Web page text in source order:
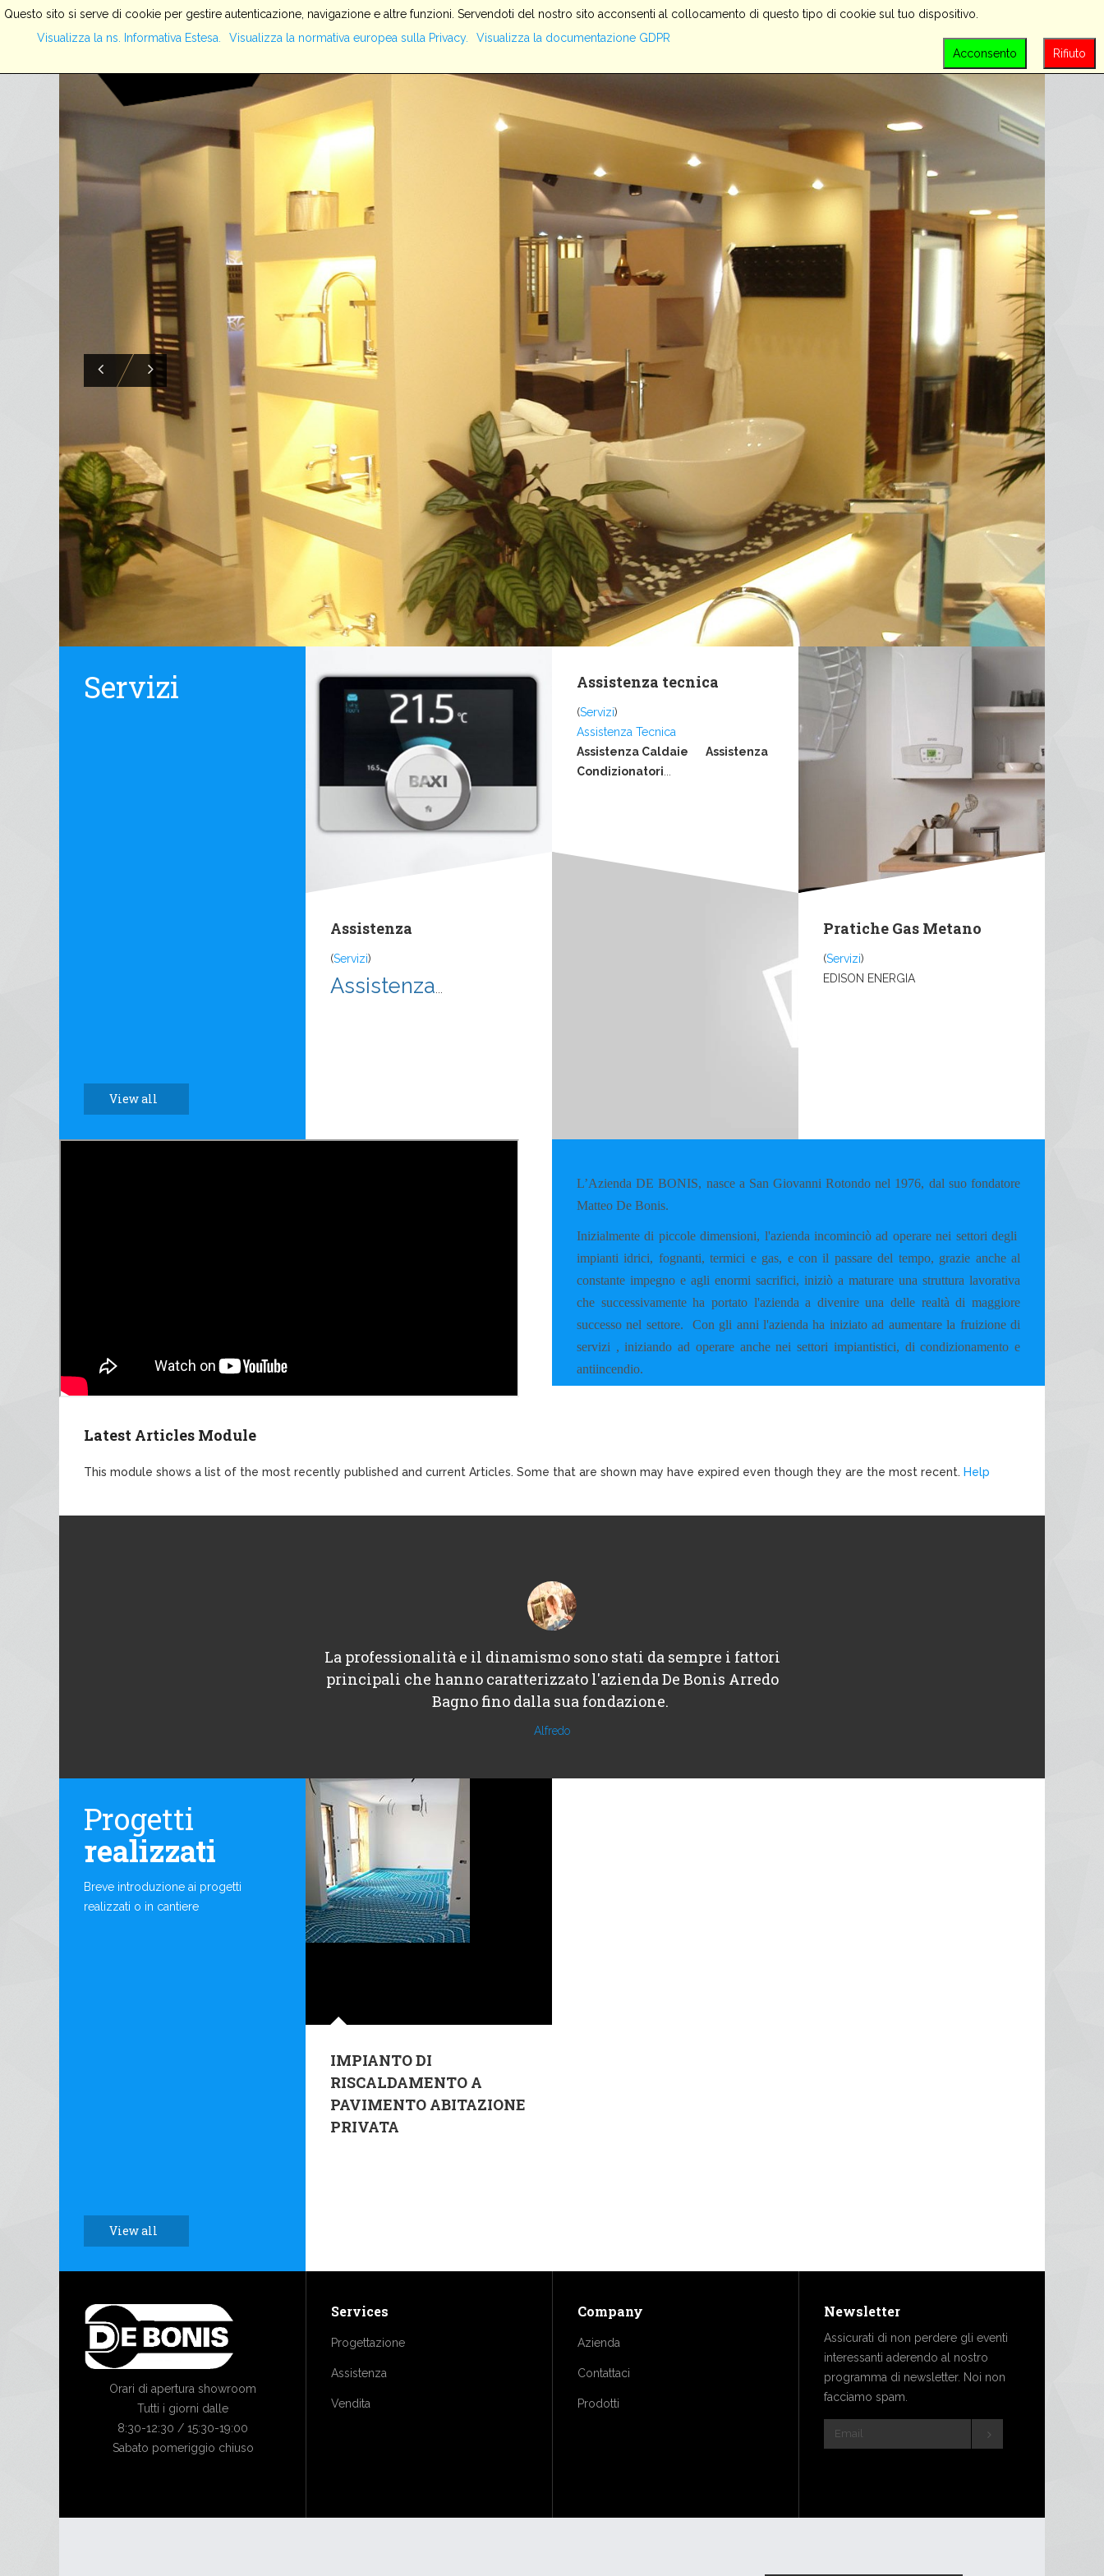
HOME SERVIZI AZIENDA PRODOTTI
SEARCH
Servizi
View all
Assistenza
(Servizi)
Assistenza...
Assistenza tecnica
(Servizi)
Assistenza Tecnica
Assistenza Caldaie
Assistenza
Condizionatori...
Pratiche Gas Metano
(Servizi)
EDISON ENERGIA
L’Azienda DE BONIS, nasce a San Giovanni Rotondo nel 1976, dal suo fondatore
Matteo De Bonis.
Inizialmente di piccole dimensioni, l'azienda incominciò ad operare nei settori degli
impianti idrici, fognanti, termici e gas, e con il passare del tempo, grazie anche al
constante impegno e agli enormi sacrifici, iniziò a maturare una struttura lavorativa
che successivamente ha portato l'azienda a divenire una delle realtà di maggiore
successo nel settore. Con gli anni l'azienda ha iniziato ad aumentare la fruizione di
servizi , iniziando ad operare anche nei settori impiantistici, di condizionamento e
antiincendio.
Latest Articles Module
This module shows a list of the most recently published and current Articles. Some that are shown may have expired even though they are the most recent. Help
La professionalità e il dinamismo sono stati da sempre i fattori
principali che hanno caratterizzato l'azienda De Bonis Arredo
Bagno fino dalla sua fondazione.
Alfredo
Progetti
realizzati
Breve introduzione ai progetti
realizzati o in cantiere
View all
IMPIANTO DI
RISCALDAMENTO A
PAVIMENTO ABITAZIONE
PRIVATA
Orari di apertura showroom
Tutti i giorni dalle
8:30-12:30 / 15:30-19:00
Sabato pomeriggio chiuso
Services
Progettazione
Assistenza
Vendita
Company
Azienda
Contattaci
Prodotti
Newsletter
Assicurati di non perdere gli eventi
interessanti aderendo al nostro
programma di newsletter. Noi non
facciamo spam.
Questo sito si serve di cookie per gestire autenticazione, navigazione e altre funzioni. Servendoti del nostro sito acconsenti al collocamento di questo tipo di cookie sul tuo dispositivo.
Visualizza la ns. Informativa Estesa.
Visualizza la normativa europea sulla Privacy.
Visualizza la documentazione GDPR
Rifiuto
Acconsento